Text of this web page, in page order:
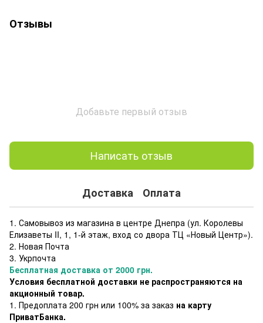
Отзывы
Добавьте первый отзыв
Написать отзыв
Доставка Оплата
1. Самовывоз из магазина в центре Днепра (ул. Королевы
Елизаветы II, 1, 1-й этаж, вход со двора ТЦ «Новый Центр»).
2. Новая Почта
3. Укрпочта
Бесплатная доставка от 2000 грн.
Условия бесплатной доставки не распространяются на
акционный товар.
1. Предоплата 200 грн или 100% за заказ на карту
ПриватБанка.